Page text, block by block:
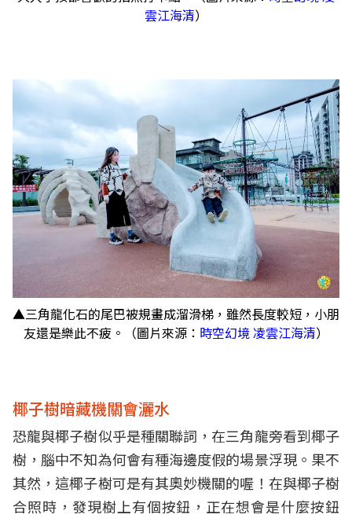
雲江海清）
▲三角龍化石的尾巴被規畫成溜滑梯，雖然長度較短，小朋
友還是樂此不疲。（圖片來源： 時空幻境 凌雲江海清）
椰子樹暗藏機關會灑水
恐龍與椰子樹似乎是種關聯詞，在三角龍旁看到椰子
樹，腦中不知為何會有種海邊度假的場景浮現。果不
其然，這椰子樹可是有其奧妙機關的喔！在與椰子樹
合照時，發現樹上有個按鈕，正在想會是什麼按鈕